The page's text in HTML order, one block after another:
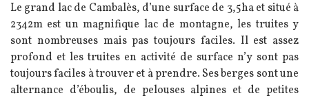
Le grand lac de Cambalès, d’une surface de 3,5ha et situé à
2342m est un magnifique lac de montagne, les truites y
sont nombreuses mais pas toujours faciles. Il est assez
profond et les truites en activité de surface n’y sont pas
toujours faciles à trouver et à prendre. Ses berges sont une
alternance d’éboulis, de pelouses alpines et de petites